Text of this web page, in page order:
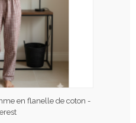
en flanelle de coton -